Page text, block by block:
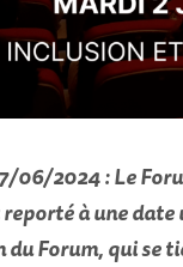
06/2024 : Le
à une
Forum, qui se